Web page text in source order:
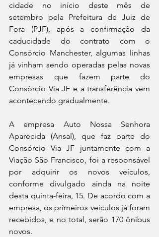
cidade no início deste mês de
setembro pela Prefeitura de Juiz de
Fora (PJF), após a confirmação da
caducidade do contrato com o
Consórcio Manchester, algumas linhas
já vinham sendo operadas pelas novas
empresas que fazem parte do
Consórcio Via JF e a transferência vem
acontecendo gradualmente.
A empresa Auto Nossa Senhora
Aparecida (Ansal), que faz parte do
Consórcio Via JF juntamente com a
Viação São Francisco, foi a responsável
por adquirir os novos veículos,
conforme divulgado ainda na noite
desta quinta-feira, 15. De acordo com a
empresa, os primeiros veículos já foram
recebidos, e no total, serão 170 ônibus
novos.